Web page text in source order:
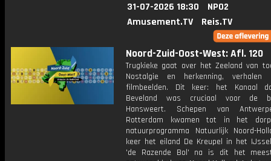
31-07-2026 18:30
NPO2
Amusement.TV
Reis.TV
Noord-Zuid-Oost-West: Afl. 120
Trugkieke gaat over het Zeeland van
Nostalgie en herkenning, verhalen
filmbeelden. Dit keer: het Kanaal
Beveland was cruciaal voor de
Hansweert. Schepen van
Rotterdam kwamen tot in het
natuurprogramma Natuurlijk Noord-
keer het eiland De Kreupel in het
'de Razende Bol' na is dit het